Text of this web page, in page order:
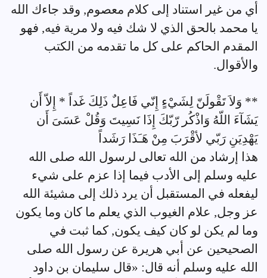
أي من غير استناد إلى كلام معصوم, وقد جاءك الله
يا محمد بالحق الذي لا شك فيه ولا مرية فيه, فهو
المقدم الحاكم على كل ما تقدمه من الكتب
والأقوال.
** وَلاَ تَقْولَنّ لِشَيْءٍ إِنّي فَاعِلٌ ذَلِكَ غَداً * إِلاّ أَن
يَشَآءَ اللّهُ وَاذْكُر رّبّكَ إِذَا نَسِيتَ وَقُلْ عَسَىَ أَن
يَهْدِيَنِ رَبّي لأقْرَبَ مِنْ هَـَذَا رَشَداً
هذا إرشاد من الله تعالى لرسول الله صلى الله
عليه وسلم إلى الأدب فيما إذا عزم على شيء
ليفعله في المستقبل أن يرد ذلك إلى مشيئة الله
عز وجل, علام الغيوب الذي يعلم ما كان وما يكون
وما لم يكن لو كان كيف يكون, كما ثبت في
الصحيحين عن أبي هريرة عن رسول الله صلى
الله عليه وسلم أنه قال: «قال سليمان بن داود